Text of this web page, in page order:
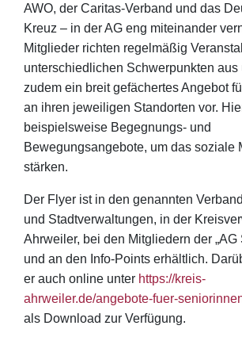
AWO, der Caritas-Verband und das
Kreuz – in der AG eng miteinander
Mitglieder richten regelmäßig
unterschiedlichen Schwerpunkten aus
zudem ein breit gefächertes Angebot
an ihren jeweiligen Standorten vor.
beispielsweise Begegnungs- und
Bewegungsangebote, um das soziale
stärken.
Der Flyer ist in den genannten
und Stadtverwaltungen, in der
Ahrweiler, bei den Mitgliedern der „AG
und an den Info-Points erhältlich.
er auch online unter https://kreis-
ahrweiler.de/angebote-fuer-
als Download zur Verfügung.